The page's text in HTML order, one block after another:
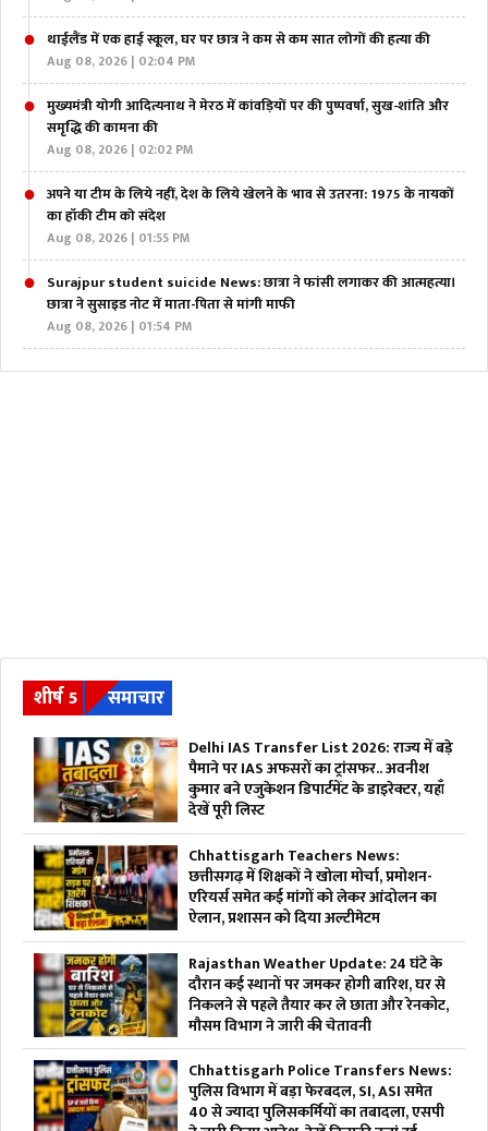
थाईलैंड में एक हाई स्कूल, घर पर छात्र ने कम से कम सात लोगों की हत्या की
Aug 08, 2026 | 02:04 PM
मुख्यमंत्री योगी आदित्यनाथ ने मेरठ में कांवड़ियों पर की पुष्पवर्षा, सुख-शांति और
समृद्धि की कामना की
Aug 08, 2026 | 02:02 PM
अपने या टीम के लिये नहीं, देश के लिये खेलने के भाव से उतरना: 1975 के नायकों
का हॉकी टीम को संदेश
Aug 08, 2026 | 01:55 PM
Surajpur student suicide News: छात्रा ने फांसी लगाकर की आत्महत्या।
छात्रा ने सुसाइड नोट में माता-पिता से मांगी माफी
Aug 08, 2026 | 01:54 PM
शीर्ष 5 समाचार
Delhi IAS Transfer List 2026: राज्य में बड़े
पैमाने पर IAS अफसरों का ट्रांसफर.. अवनीश
कुमार बने एजुकेशन डिपार्टमेंट के डाइरेक्टर, यहाँ
देखें पूरी लिस्ट
Chhattisgarh Teachers News:
छत्तीसगढ़ में शिक्षकों ने खोला मोर्चा, प्रमोशन-
एरियर्स समेत कई मांगों को लेकर आंदोलन का
ऐलान, प्रशासन को दिया अल्टीमेटम
Rajasthan Weather Update: 24 घंटे के
दौरान कई स्थानों पर जमकर होगी बारिश, घर से
निकलने से पहले तैयार कर ले छाता और रेनकोट,
मौसम विभाग ने जारी की चेतावनी
Chhattisgarh Police Transfers News:
पुलिस विभाग में बड़ा फेरबदल, SI, ASI समेत
40 से ज्यादा पुलिसकर्मियों का तबादला, एसपी